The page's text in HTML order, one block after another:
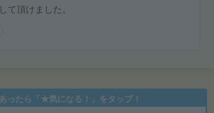
て頂けました。
ったら「★気になる！」をタップ！